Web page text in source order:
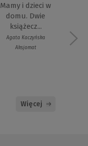
Mamy i dzieci w
domu. Dwie
książecz...
Agata Kaczyńska
Aksjomat
Więcej